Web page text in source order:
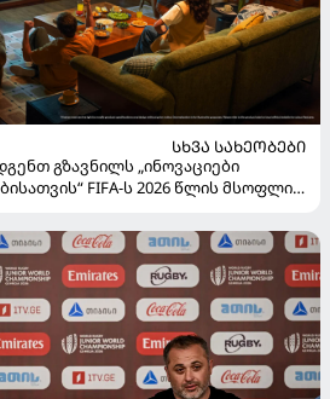
ᲡᲮᲕᲐ ᲡᲐᲮᲔᲝᲑᲔᲑᲘ
გზავნილს „ინოვაციები
FIFA-ს 2026 წლის მსოფლიო